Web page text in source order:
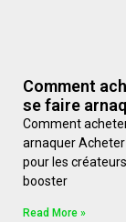
Comment
se faire
Comment
arnaquer
pour les
booster
Read More »